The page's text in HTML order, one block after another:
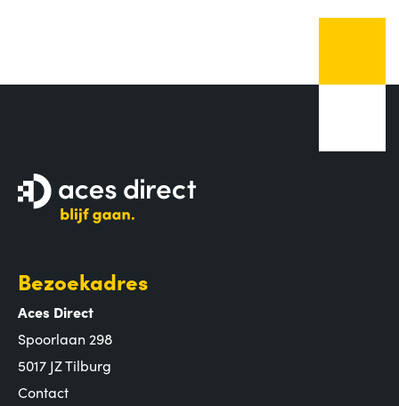
Bezoekadres
Aces Direct
Spoorlaan 298
5017 JZ Tilburg
Contact